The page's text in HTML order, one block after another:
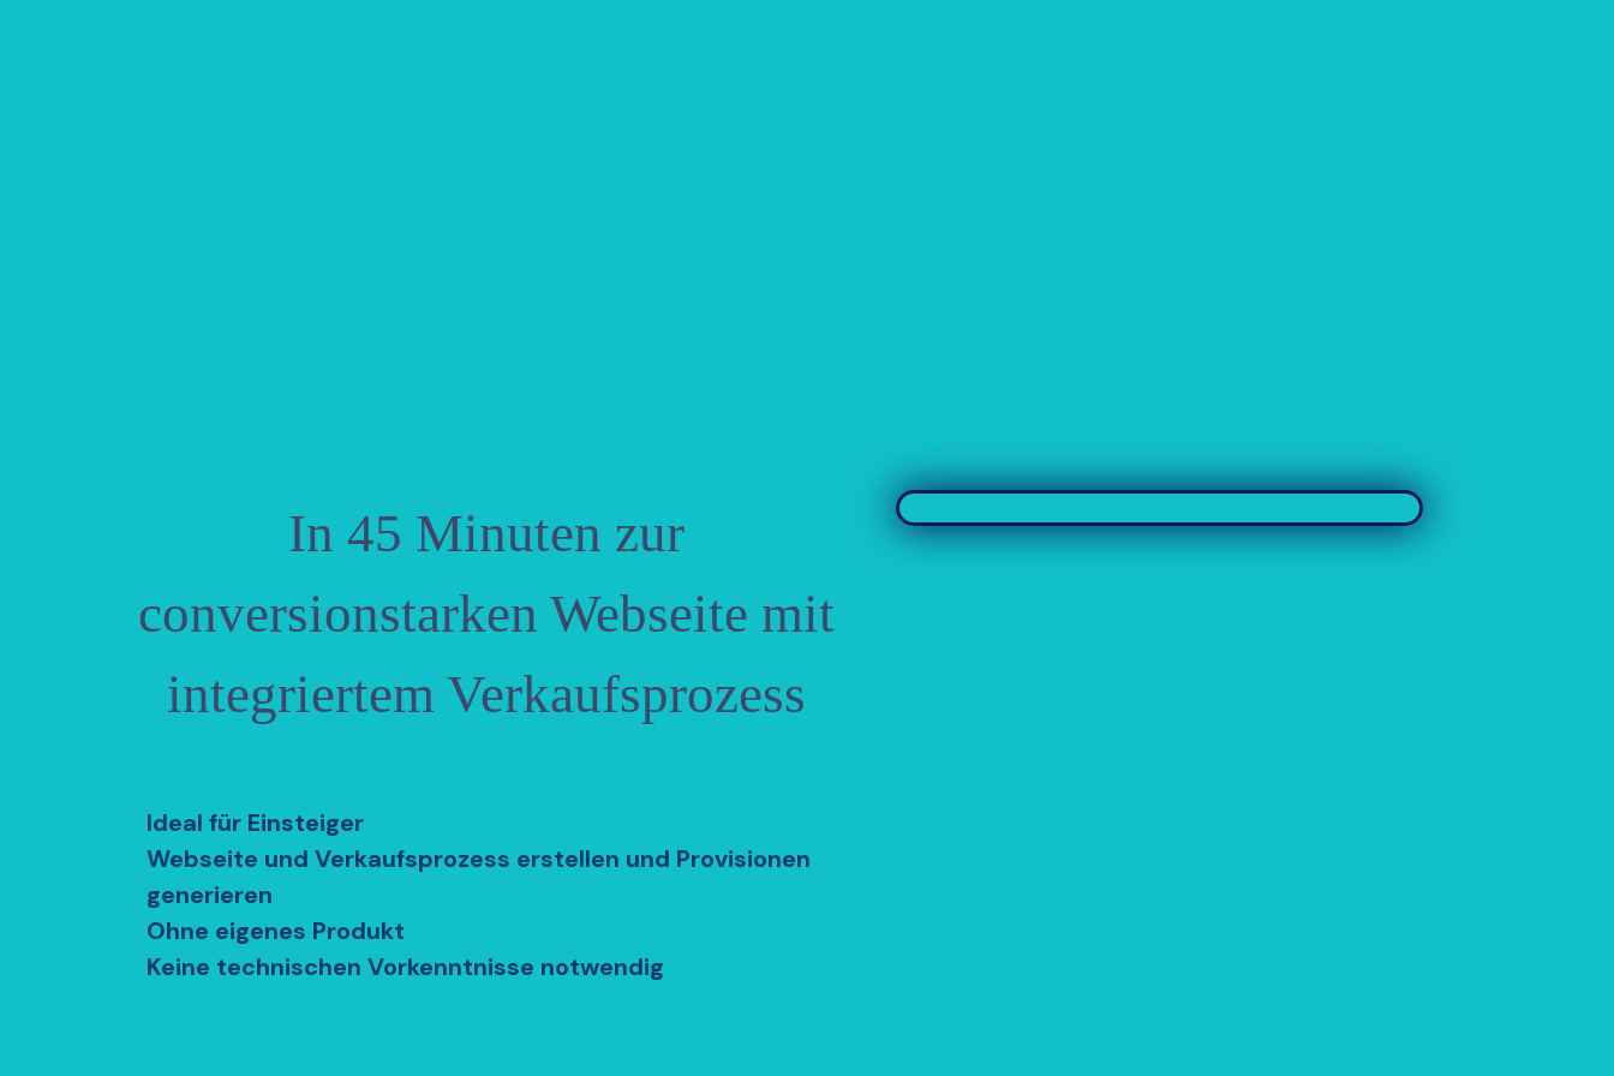
In 45 Minuten zur
conversionstarken Webseite mit
integriertem Verkaufsprozess
Ideal für Einsteiger
Webseite und Verkaufsprozess erstellen und Provisionen
generieren
Ohne eigenes Produkt
Keine technischen Vorkenntnisse notwendig